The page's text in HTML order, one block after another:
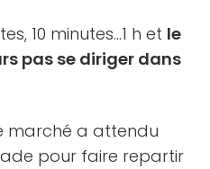
10 minutes…1 h et le
pas se diriger dans
marché a attendu
pour faire repartir